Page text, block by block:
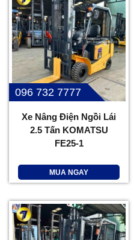
096 732 7777
Xe Nâng Điện Ngồi Lái
2.5 Tấn KOMATSU
FE25-1
MUA NGAY